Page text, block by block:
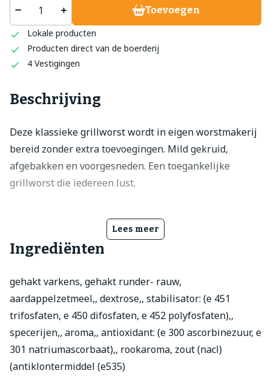
Toevoegen
Lokale producten
Producten direct van de boerderij
4 Vestigingen
Beschrijving
Deze klassieke grillworst wordt in eigen worstmakerij
bereid zonder extra toevoegingen. Mild gekruid,
afgebakken en voorgesneden. Een toegankelijke
grillworst die iedereen lust.
Lees meer
Ingrediënten
gehakt varkens, gehakt runder- rauw,
aardappelzetmeel,, dextrose,, stabilisator: (e 451
trifosfaten, e 450 difosfaten, e 452 polyfosfaten),,
specerijen,, aroma,, antioxidant: (e 300 ascorbinezuur, e
301 natriumascorbaat),, rookaroma, zout (nacl)
(antiklontermiddel (e535)